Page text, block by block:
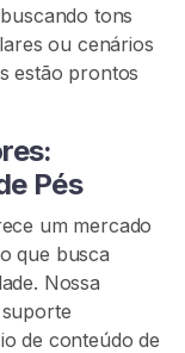
tons
ou cenários
estão prontos
Pés
um mercado
que busca
Nossa
de conteúdo de